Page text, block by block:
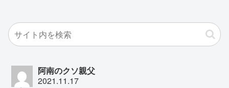
阿南のクソ親父
2021.11.17